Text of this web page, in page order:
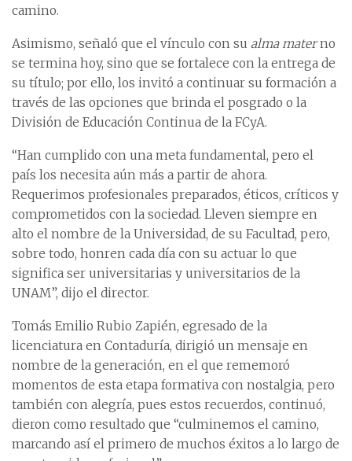
camino.
Asimismo, señaló que el vínculo con su alma materno
se termina hoy, sino que se fortalece con la entrega de
su título; por ello, los invitó a continuar su formación a
través de las opciones que brinda el posgrado o la
División de Educación Continua de la FCyA.
“Han cumplido con una meta fundamental, pero el
país los necesita aún más a partir de ahora.
Requerimos profesionales preparados, éticos, críticos y
comprometidos con la sociedad. Lleven siempre en
alto el nombre de la Universidad, de su Facultad, pero,
sobre todo, honren cada día con su actuar lo que
significa ser universitarias y universitarios de la
UNAM”, dijo el director.
Tomás Emilio Rubio Zapién, egresado de la
licenciatura en Contaduría, dirigió un mensaje en
nombre de la generación, en el que rememoró
momentos de esta etapa formativa con nostalgia, pero
también con alegría, pues estos recuerdos, continuó,
dieron como resultado que “culminemos el camino,
marcando así el primero de muchos éxitos a lo largo de